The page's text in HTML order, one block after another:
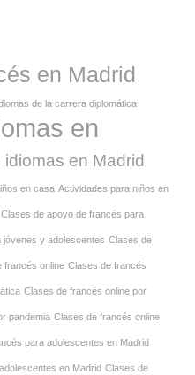
en Madrid
de la carrera diplomática
en
en Madrid
en casa Actividades para niños en
Clases de apoyo de francés para
y adolescentes Clases de
francés online Clases de francés
Clases de francés online por
pandemia Clases de francés online
para adolescentes en Madrid
en Madrid Clases de